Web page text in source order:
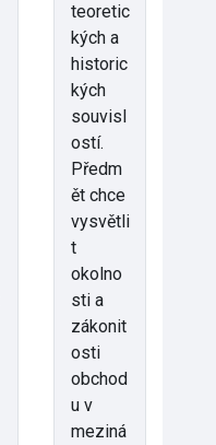
teoretic
kých a
historic
kých
souvisl
ostí.
Předm
ět chce
vysvětli
t
okolno
sti a
zákonit
osti
obchod
u v
meziná